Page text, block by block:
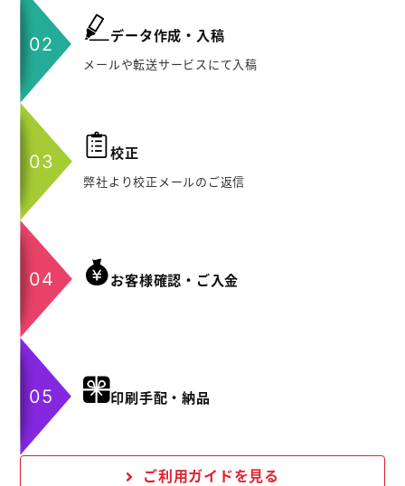
データ作成・入稿
メールや転送サービスにて入稿
校正
弊社より校正メールのご返信
お客様確認・ご入金
印刷手配・納品
ご利用ガイドを見る